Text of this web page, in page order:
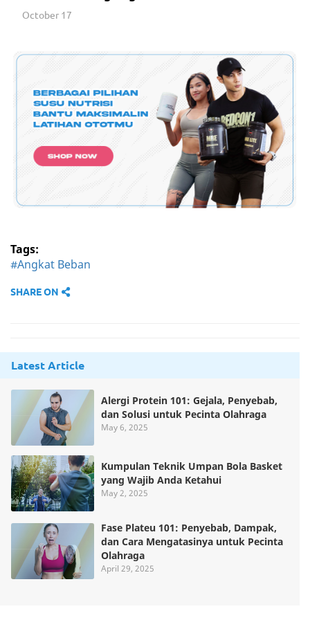
October 17
Tags:
#Angkat Beban
SHARE ON
Latest Article
Alergi Protein 101: Gejala, Penyebab,
dan Solusi untuk Pecinta Olahraga
May 6, 2025
Kumpulan Teknik Umpan Bola Basket
yang Wajib Anda Ketahui
May 2, 2025
Fase Plateu 101: Penyebab, Dampak,
dan Cara Mengatasinya untuk Pecinta
Olahraga
April 29, 2025